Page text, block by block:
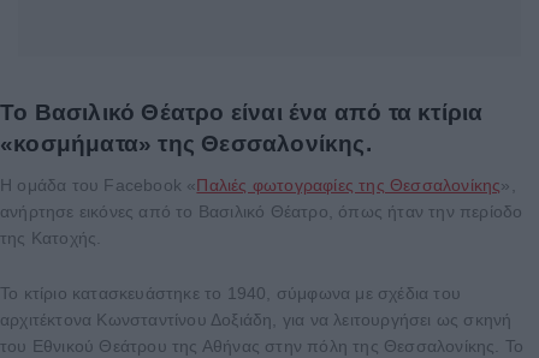
Το Βασιλικό Θέατρο είναι ένα από τα κτίρια
«κοσμήματα» της Θεσσαλονίκης.
Η ομάδα του Facebook «Παλιές φωτογραφίες της Θεσσαλονίκης»,
ανήρτησε εικόνες από το Βασιλικό Θέατρο, όπως ήταν την περίοδο
της Κατοχής.
Το κτίριο κατασκευάστηκε το 1940, σύμφωνα με σχέδια του
αρχιτέκτονα Κωνσταντίνου Δοξιάδη, για να λειτουργήσει ως σκηνή
του Εθνικού Θεάτρου της Αθήνας στην πόλη της Θεσσαλονίκης. Το